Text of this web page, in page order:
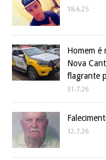
18.6.25
Homem é
Nova
flagrante
31.7.26
12.7.26